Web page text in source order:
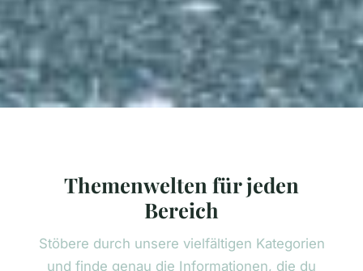
Themenwelten für jeden
Bereich
Stöbere durch unsere vielfältigen Kategorien
und finde genau die Informationen, die du